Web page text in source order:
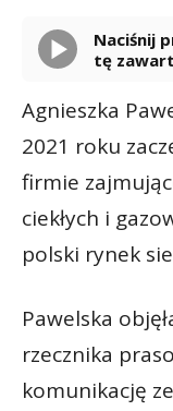
Naciśnij przycisk odtwarzania, aby odsłuchać
tę
Agnieszka
2021 roku
firmie
ciekłych i
polski rynek
Pawelska
rzecznika
komunikację